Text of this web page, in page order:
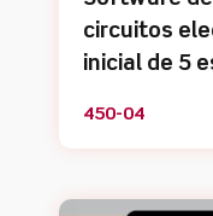
circuitos
inicial de 5
450-04